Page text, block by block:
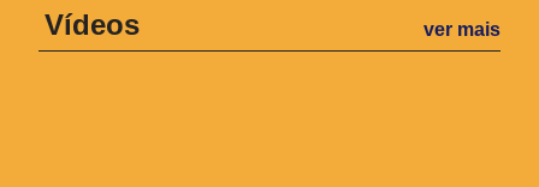
Vídeos ver mais